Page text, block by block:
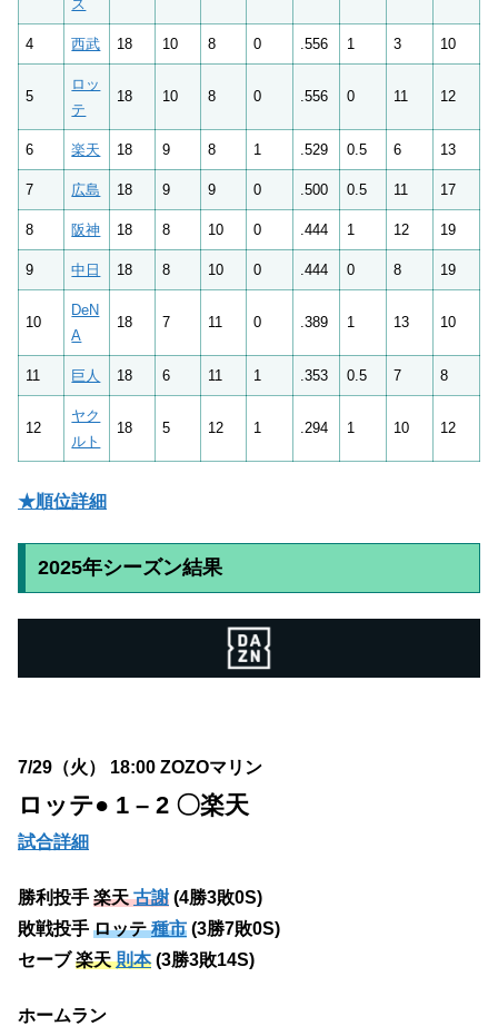
ス
4 西武 18 10 8 0 .556 1 3 10
5
ロッ
テ
18 10 8 0 .556 0 11 12
6 楽天 18 9 8 1 .529 0.5 6 13
7 広島 18 9 9 0 .500 0.5 11 17
8 阪神 18 8 10 0 .444 1 12 19
9 中日 18 8 10 0 .444 0 8 19
10
DeN
A
18 7 11 0 .389 1 13 10
11 巨人 18 6 11 1 .353 0.5 7 8
12
ヤク
ルト
18 5 12 1 .294 1 10 12
★順位詳細
2025年シーズン結果
7/29（火） 18:00 ZOZOマリン
ロッテ● 1 – 2 〇楽天
試合詳細
勝利投手 楽天古謝 (4勝3敗0S)
敗戦投手 ロッテ種市 (3勝7敗0S)
セーブ楽天則本(3勝3敗14S)
ホームラン